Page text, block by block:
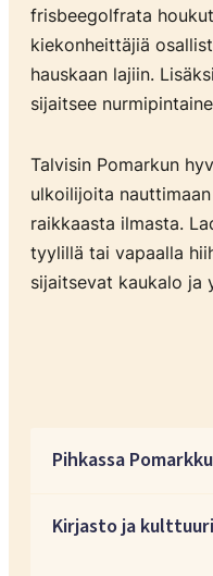
frisbeegolfrata
kiekonheittäjiä
hauskaan lajiin.
sijaitsee
Talvisin Pomarkun
ulkoilijoita
raikkaasta ilmasta.
tyylillä tai vapaalla
sijaitsevat kaukalo ja
Pihkassa
Kirjasto ja kulttuuri